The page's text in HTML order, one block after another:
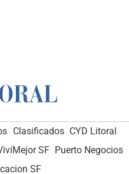
Clasificados CYD Litoral
SF Puerto Negocios
SF